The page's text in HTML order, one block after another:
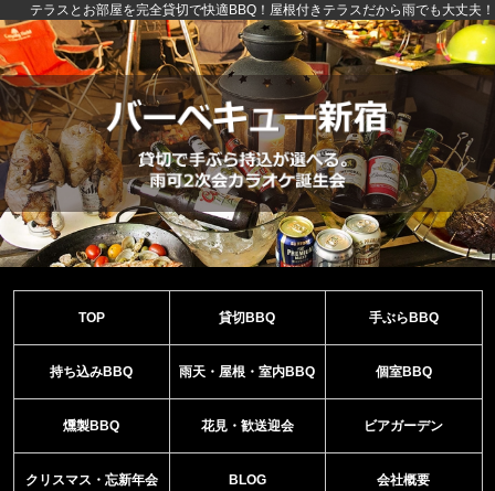
テラスとお部屋を完全貸切で快適BBQ！屋根付きテラスだから雨でも大丈夫！
TOP 貸切BBQ 手ぶらBBQ
持ち込みBBQ 雨天・屋根・室内BBQ 個室BBQ
燻製BBQ 花見・歓送迎会 ビアガーデン
クリスマス・忘新年会 BLOG 会社概要